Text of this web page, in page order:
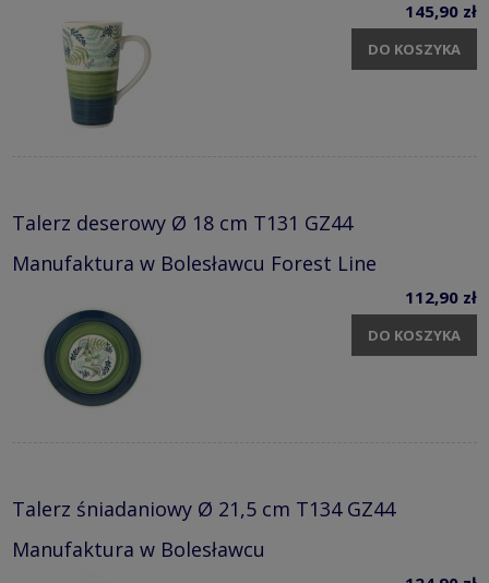
145,90 zł
DO KOSZYKA
Talerz deserowy Ø 18 cm T131 GZ44
Manufaktura w Bolesławcu Forest Line
112,90 zł
DO KOSZYKA
Talerz śniadaniowy Ø 21,5 cm T134 GZ44
Manufaktura w Bolesławcu